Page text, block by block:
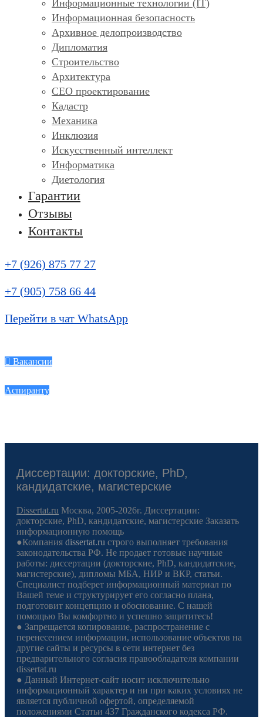
Информационные технологии (IT)
Информационная безопасность
Архивное делопроизводство
Дипломатия
Строительство
Архитектура
СЕО проектирование
Кадастр
Механика
Инклюзия
Искусственный интеллект
Информатика
Диетология
Гарантии
Отзывы
Контакты
+7 (926) 875 77 27
+7 (905) 758 66 44
Перейти в чат WhatsApp
Вакансии
Аспиранту
Диссертации: докторские, PhD,
кандидатские, магистерские
Dissertat.ru Москва, 2005-2026г. Диссертации:
докторские, PhD, кандидатские, магистерские Заказать
информационную помощь
●Компания dissertat.ru строго выполняет требования
законодательства РФ. Не продает готовые научные
работы: диссертации (докторские, PhD, кандидатские,
магистерские), дипломы МБА, НИР и ВКР, статьи.
Специалист подберет информационный материал по
Вашей теме и структурирует его согласно плана,
подготовит концепцию и обоснование. С нашей
помощью Вы комфортно и успешно защититесь!
● Запрещается копирование, распространение с
перенесением информации, использование объектов на
другие сайты и ресурсы в сети интернет без
предварительного согласия правообладателя компании
dissertat.ru
● Данный Интернет-сайт носит исключительно
информационный характер и ни при каких условиях не
является публичной офертой, определяемой
положениями Статьи 437 Гражданского кодекса РФ.